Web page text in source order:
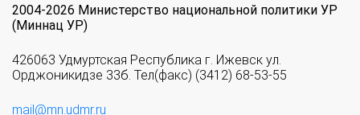
2004-2026 Министерство национальной политики УР
(Миннац УР)
426063 Удмуртская Республика г. Ижевск ул.
Орджоникидзе 33б. Тел(факс) (3412) 68-53-55
mail@mn.udmr.ru